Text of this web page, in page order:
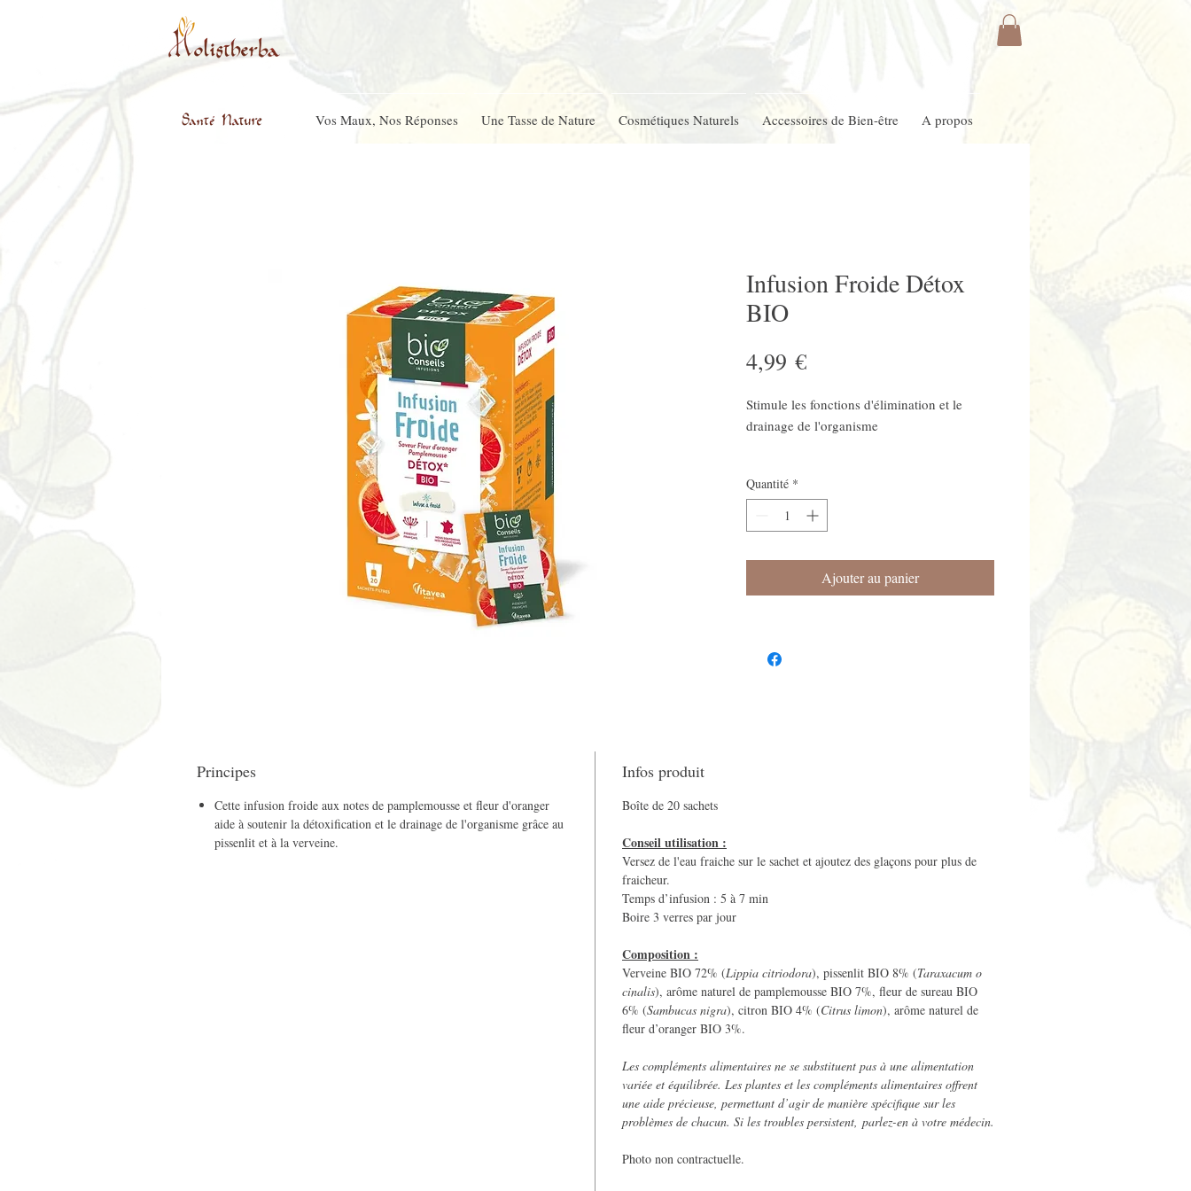
Vos Maux, Nos Réponses Une Tasse de Nature Cosmétiques Naturels Accessoires de Bien-être A propos
Infusion Froide Détox
BIO
4,99 €Prix
Stimule les fonctions d'élimination et le
drainage de l'organisme
Quantité *
Ajouter au panier
Principes
Cette infusion froide aux notes de pamplemousse et fleur d'oranger
aide à soutenir la détoxification et le drainage de l'organisme grâce au
pissenlit et à la verveine.
Infos produit
Boîte de 20 sachets
Conseil utilisation :
Versez de l'eau fraiche sur le sachet et ajoutez des glaçons pour plus de
fraicheur.
Temps d’infusion : 5 à 7 min
Boire 3 verres par jour
Composition :
Verveine BIO 72% (Lippia citriodora), pissenlit BIO 8% (Taraxacum o
cinalis), arôme naturel de pamplemousse BIO 7%, fleur de sureau BIO
6% (Sambucas nigra), citron BIO 4% (Citrus limon), arôme naturel de
fleur d’oranger BIO 3%.
Les compléments alimentaires ne se substituent pas à une alimentation
variée et équilibrée. Les plantes et les compléments alimentaires offrent
une aide précieuse, permettant d’agir de manière spécifique sur les
problèmes de chacun. Si les troubles persistent, parlez-en à votre médecin.
Photo non contractuelle.